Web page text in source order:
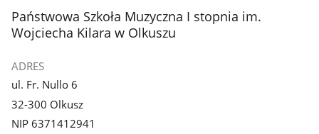
stopka
Państwowa Szkoła Muzyczna I stopnia im.
Wojciecha Kilara w Olkuszu
ADRES
ul. Fr. Nullo 6
32-300 Olkusz
NIP 6371412941